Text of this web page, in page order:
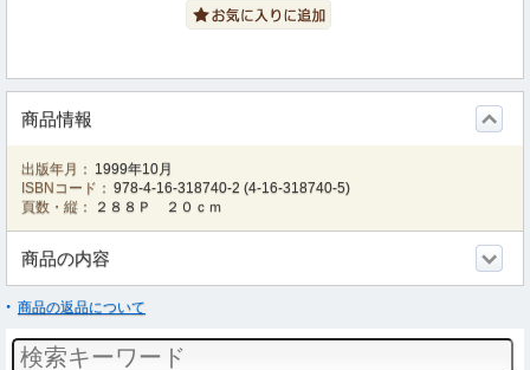
商品情報
出版年月： 1999年10月
ISBNコード： 978-4-16-318740-2 (4-16-318740-5)
頁数・縦：
２８８Ｐ ２０ｃｍ
商品の内容
商品の返品について